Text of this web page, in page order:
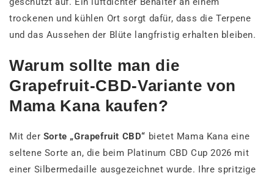
trockenen und kühlen Ort sorgt dafür, dass die Terpene
und das Aussehen der Blüte langfristig erhalten bleiben.
Warum sollte man die
Grapefruit-CBD-Variante von
Mama Kana kaufen?
Mit der Sorte „Grapefruit CBD“ bietet Mama Kana eine
seltene Sorte an, die beim Platinum CBD Cup 2026 mit
einer Silbermedaille ausgezeichnet wurde. Ihre spritzige